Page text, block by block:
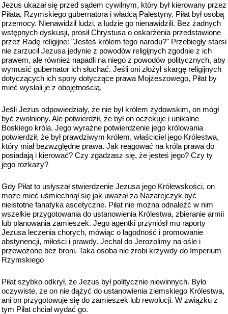
Jezus ukazał się przed sądem cywilnym, który był kierowany przez
Piłata, Rzymskiego gubernatora i władcą Palestyny. Piłat był osobą
przemocy. Nienawidził ludzi, a ludzie go nienawidzili. Bez żadnych
wstępnych dyskusji, prosił Chrystusa o oskarżenia przedstawione
przez Radę religijne: "Jesteś królem tego narodu?" Przebiegły starsi
nie zarzucił Jezusa jedynie z powodów religijnych zgodnie z ich
prawem, ale również napadli na niego z powodów politycznych, aby
wymusić gubernator ich słuchać. Jeśli oni złożył skargę religijnych
dotyczących ich spory dotyczące prawa Mojżeszowego, Piłat by
mieć wysłali je z obojętnością.
Jeśli Jezus odpowiedziały, że nie był królem żydowskim, on mógł
być zwolniony. Ale potwierdził, że był on oczekuje i unikalne
Boskiego króla. Jego wyraźne potwierdzenie jego królowania
potwierdził, że był prawdziwym królem, właściciel jego Królestwa,
który miał bezwzględne prawa. Jak reagować na króla prawa do
posiadają i kierować? Czy zgadzasz się, że jesteś jego? Czy ty
jego rozkazy?
Gdy Piłat to usłyszał stwierdzenie Jezusa jego Królewskości, on
może mieć uśmiechnął się jak uważał za Nazarejczyk być
nieistotne fanatyka ascetyczne. Piłat nie można odnaleźć w nim
wszelkie przygotowania do ustanowienia Królestwa, zbieranie armii
lub planowania zamieszek. Jego agentki przyniósł mu raporty
Jezusa leczenia chorych, mówiąc o łagodność i promowanie
abstynencji, miłości i prawdy. Jechał do Jerozolimy na ośle i
przewożone bez broni. Taka osoba nie zrobi krzywdy do Imperium
Rzymskiego
Piłat szybko odkrył, że Jezus był politycznie niewinnych. Było
oczywiste, że on nie dążyć do ustanowienia ziemskiego Królestwa,
ani on przygotowuje się do zamieszek lub rewolucji. W związku z
tym Piłat chciał wydać go.